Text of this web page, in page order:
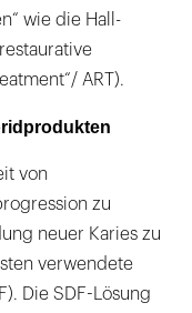
wie die Hall-
ART).
von
zu
neuer Karies zu
verwendete
Die SDF-Lösung